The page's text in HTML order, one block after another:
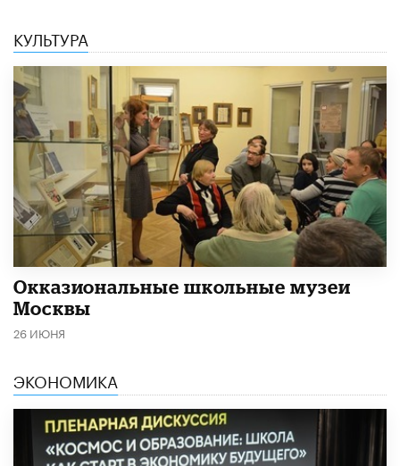
КУЛЬТУРА
​Окказиональные школьные музеи
Москвы
26 ИЮНЯ
ЭКОНОМИКА